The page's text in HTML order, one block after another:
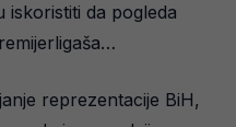
iskoristiti da pogleda
reprezentacije BiH,